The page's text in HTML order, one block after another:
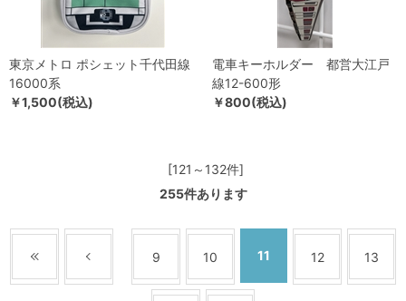
東京メトロ ポシェット千代田線
16000系
￥1,500(税込)
電車キーホルダー 都営大江戸
線12-600形
￥800(税込)
[121～132件]
255件あります
9 10 11 12 13